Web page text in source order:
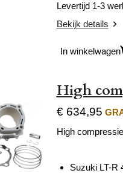
Levertijd 1-3
Bekijk details
In winkelwagen
High
€ 634,95
High
Suzuki LT-R